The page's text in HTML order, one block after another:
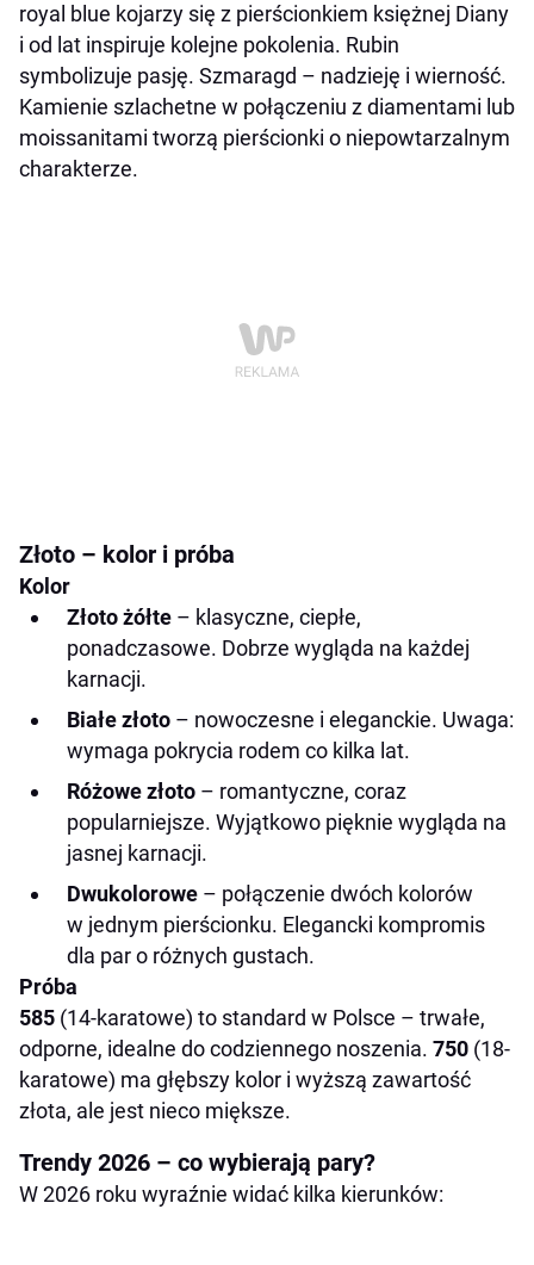
royal blue kojarzy się z pierścionkiem księżnej Diany
i od lat inspiruje kolejne pokolenia. Rubin
symbolizuje pasję. Szmaragd – nadzieję i wierność.
Kamienie szlachetne w połączeniu z diamentami lub
moissanitami tworzą pierścionki o niepowtarzalnym
charakterze.
Złoto – kolor i próba
Kolor
Złoto żółte – klasyczne, ciepłe,
ponadczasowe. Dobrze wygląda na każdej
karnacji.
Białe złoto – nowoczesne i eleganckie. Uwaga:
wymaga pokrycia rodem co kilka lat.
Różowe złoto – romantyczne, coraz
popularniejsze. Wyjątkowo pięknie wygląda na
jasnej karnacji.
Dwukolorowe – połączenie dwóch kolorów
w jednym pierścionku. Elegancki kompromis
dla par o różnych gustach.
Próba
585 (14-karatowe) to standard w Polsce – trwałe,
odporne, idealne do codziennego noszenia. 750 (18-
karatowe) ma głębszy kolor i wyższą zawartość
złota, ale jest nieco miększe.
Trendy 2026 – co wybierają pary?
W 2026 roku wyraźnie widać kilka kierunków: